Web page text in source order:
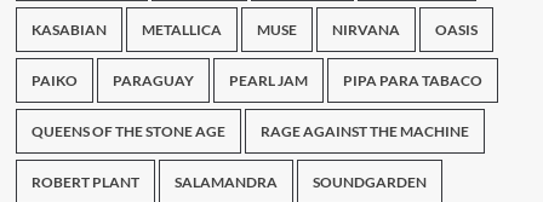
KASABIAN METALLICA MUSE NIRVANA OASIS
PAIKO PARAGUAY PEARL JAM PIPA PARA TABACO
QUEENS OF THE STONE AGE RAGE AGAINST THE MACHINE
ROBERT PLANT SALAMANDRA SOUNDGARDEN